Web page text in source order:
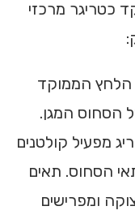
כטריגר מרכזי
הממוקד
הסחוס המגן.
מפעיל קולטנים
הסחוס. תאים
ומפרישים